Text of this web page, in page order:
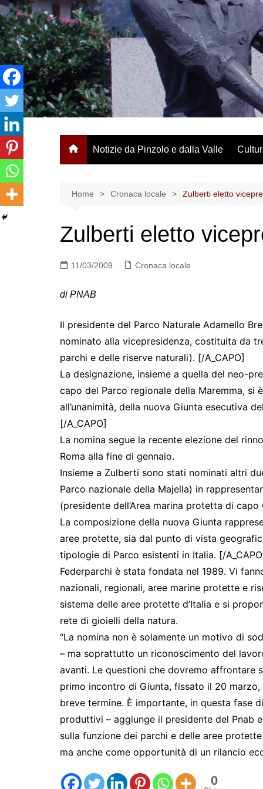
Salta
al
contenuto
Notizie da Pinzolo e dalla Valle
Home Cronaca locale Zulberti eletto
Zulberti eletto
11/03/2009 Cronaca locale
di PNAB
Il presidente del Parco Naturale Adamello
nominato alla vicepresidenza, costituita da
parchi e delle riserve naturali). [/A_CAPO]
La designazione, insieme a quella del neo-
capo del Parco regionale della Maremma, si
all’unanimità, della nuova Giunta esecutiva
[/A_CAPO]
La nomina segue la recente elezione del
Roma alla fine di gennaio.
Insieme a Zulberti sono stati nominati altri
Parco nazionale della Majella) in
(presidente dell’Area marina protetta di
La composizione della nuova Giunta
aree protette, sia dal punto di vista
tipologie di Parco esistenti in Italia. [/
Federparchi è stata fondata nel 1989. Vi
nazionali, regionali, aree marine protette e
sistema delle aree protette d’Italia e si
rete di gioielli della natura.
“La nomina non è solamente un motivo di
– ma soprattutto un riconoscimento del
avanti. Le questioni che dovremo affrontare
primo incontro di Giunta, fissato il 20
breve termine. È importante, in questa fase
produttivi – aggiunge il presidente del Pnab
sulla funzione dei parchi e delle aree
ma anche come opportunità di un rilancio
0